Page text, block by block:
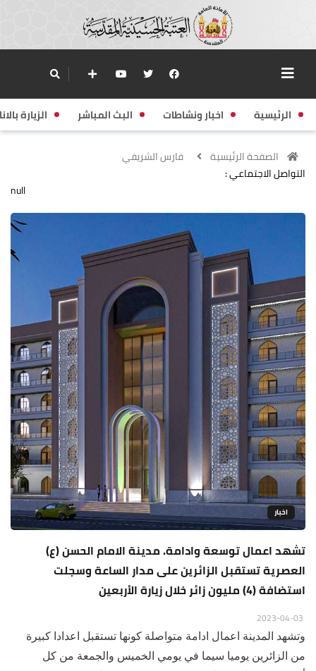
الرئيسية اخبار ونشاطات البث المباشر الزيارة
الصفحة الرئيسية
فارس الشريفي
التواصل الاجتماعي :
null
اخبار
تشهد اعمال توسعة وادامة. مدينة الامام الحسن (ع)
العصرية تستقبل الزائرين على مدار الساعة وسجلت
استضافة (4) مليون زائر خلال زيارة الأربعين
وتشهد المدينة اعمال ادامة متواصلة كونها تستقبل اعدادا كبيرة
من الزائرين يوميا سيما في يومي الخميس والجمعة من كل